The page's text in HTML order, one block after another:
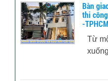
Bàn
thi
-TPHCM
Từ